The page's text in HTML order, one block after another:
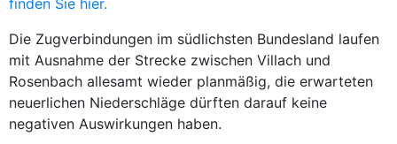
finden Sie hier.
Die Zugverbindungen im südlichsten Bundesland laufen
mit Ausnahme der Strecke zwischen Villach und
Rosenbach allesamt wieder planmäßig, die erwarteten
neuerlichen Niederschläge dürften darauf keine
negativen Auswirkungen haben.